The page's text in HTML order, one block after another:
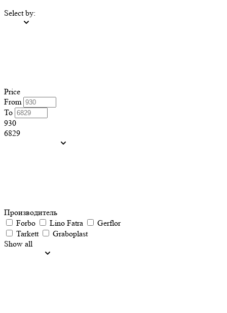
Select by:
Price
From
To
930
6829
Производитель
Forbo
Lino Fatra
Gerflor
Tarkett
Graboplast
Show all